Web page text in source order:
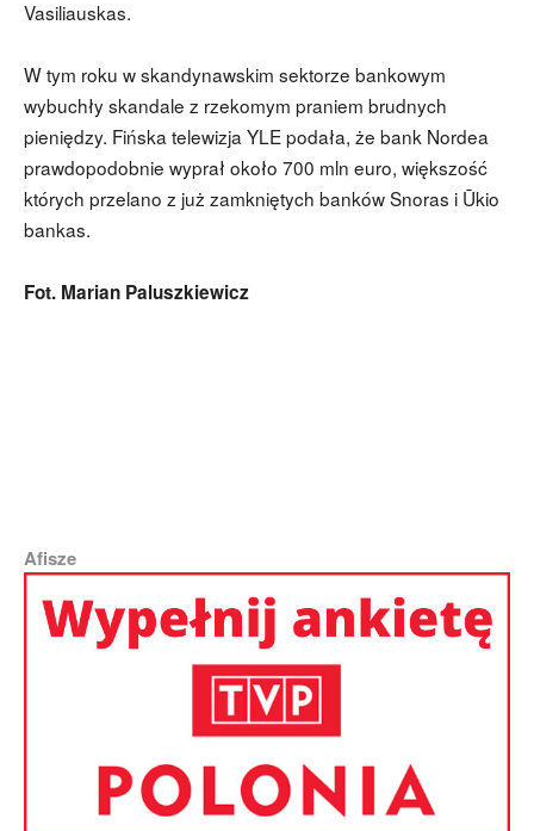
Vasiliauskas.
W tym roku w skandynawskim sektorze bankowym
wybuchły skandale z rzekomym praniem brudnych
pieniędzy. Fińska telewizja YLE podała, że bank Nordea
prawdopodobnie wyprał około 700 mln euro, większość
których przelano z już zamkniętych banków Snoras i Ūkio
bankas.
Fot. Marian Paluszkiewicz
Afisze